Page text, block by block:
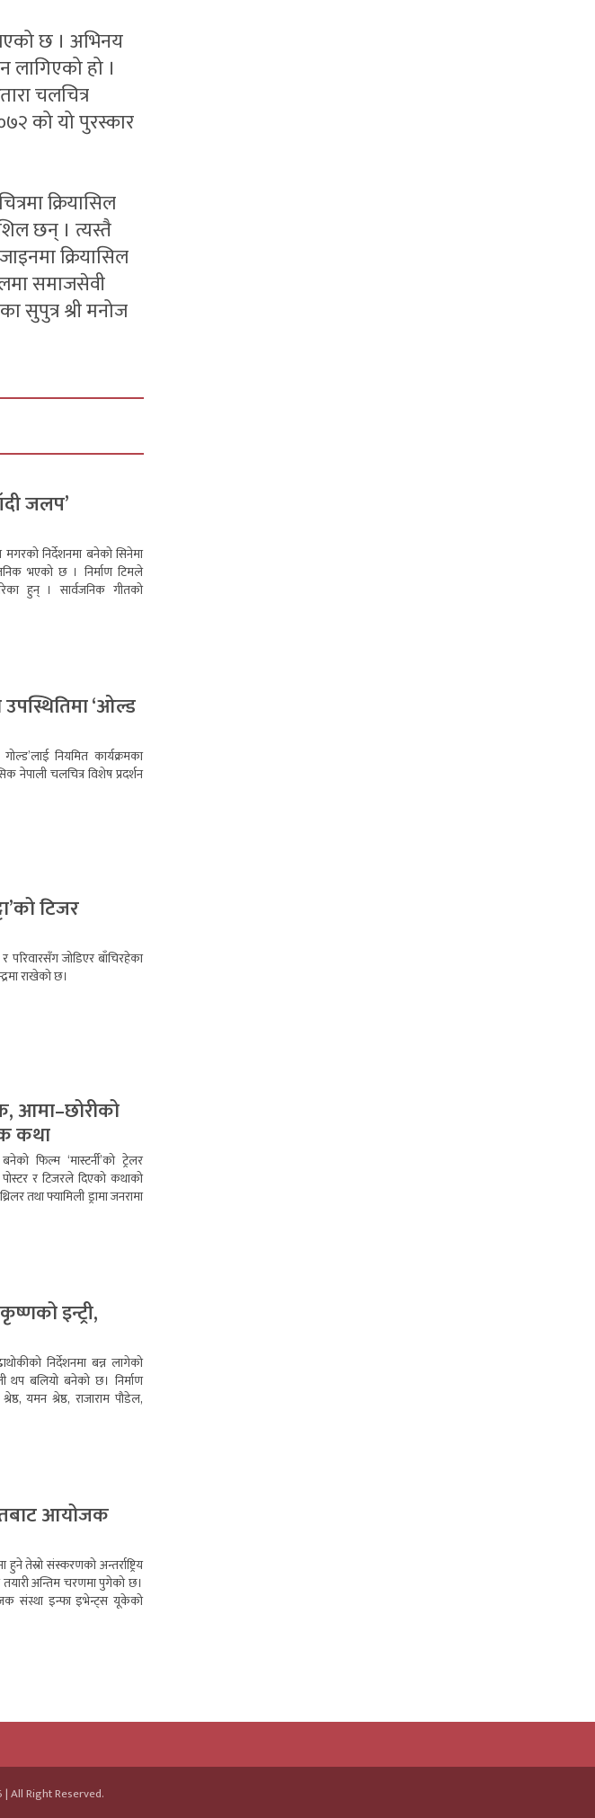
भएको छ । अभिनय
लागिएको हो ।
चलचित्र
को यो पुरस्कार
क्रियासिल
छन् । त्यस्तै
क्रियासिल
समाजसेवी
सुपुत्र श्री मनोज
जलप’
निर्देशनमा बनेको सिनेमा
भएको छ । निर्माण टिमले
हुन् । सार्वजनिक गीतको
‘ओल्ड
नियमित कार्यक्रमका
नेपाली चलचित्र विशेष प्रदर्शन
टिजर
जोडिएर बाँचिरहेका
राखेको छ।
आमा–छोरीको
कथा
फिल्म ‘मास्टर्नी’को ट्रेलर
र टिजरले दिएको कथाको
तथा फ्यामिली ड्रामा जनरामा
इन्ट्री,
निर्देशनमा बन्न लागेको
थप बलियो बनेको छ। निर्माण
यमन श्रेष्ठ, राजाराम पौडेल,
आयोजक
तेस्रो संस्करणको अन्तर्राष्ट्रिय
अन्तिम चरणमा पुगेको छ।
संस्था इन्फा इभेन्ट्स यूकेको
All Right Reserved.